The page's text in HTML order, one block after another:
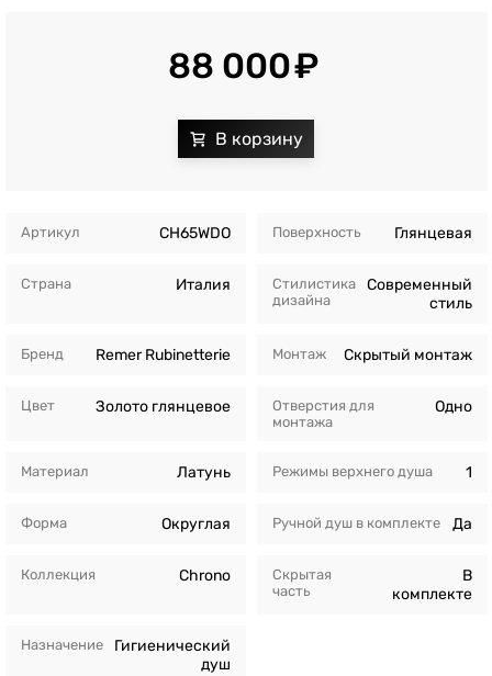
Артикул CH65WDO
Страна Италия
Бренд Remer Rubinetterie
Цвет Золото глянцевое
Материал Латунь
Форма Округлая
Коллекция Chrono
Назначение
Гигиенический
душ
Поверхность Глянцевая
Стилистика
дизайна
Современный
стиль
Монтаж Скрытый монтаж
Отверстия для
монтажа
Одно
Режимы верхнего душа 1
Ручной душ в комплекте Да
Скрытая
часть
В
комплекте
88 000